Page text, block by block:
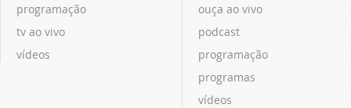
programação
tv ao vivo
vídeos
ouça ao vivo
podcast
programação
programas
vídeos